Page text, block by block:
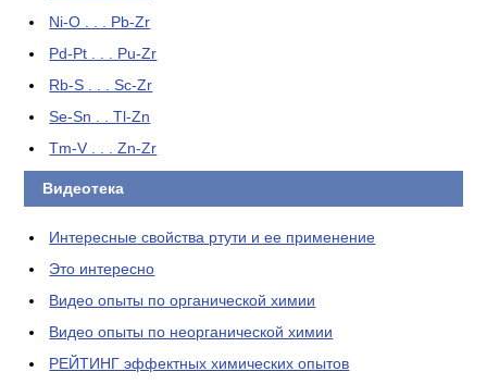
Ni-O . . . Pb-Zr
Pd-Pt . . . Pu-Zr
Rb-S . . . Sc-Zr
Se-Sn . . Tl-Zn
Tm-V . . . Zn-Zr
Видеотека
Интересные свойства ртути и ее применение
Это интересно
Видео опыты по органической химии
Видео опыты по неорганической химии
РЕЙТИНГ эффектных химических опытов